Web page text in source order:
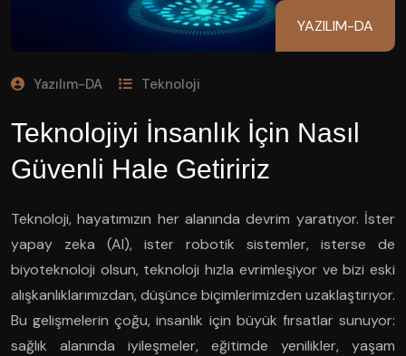
YAZILIM-DA
Yazılım-DA Teknoloji
Teknolojiyi İnsanlık İçin Nasıl
Güvenli Hale Getiririz
Teknoloji, hayatımızın her alanında devrim yaratıyor. İster
yapay zeka (AI), ister robotik sistemler, isterse de
biyoteknoloji olsun, teknoloji hızla evrimleşiyor ve bizi eski
alışkanlıklarımızdan, düşünce biçimlerimizden uzaklaştırıyor.
Bu gelişmelerin çoğu, insanlık için büyük fırsatlar sunuyor:
sağlık alanında iyileşmeler, eğitimde yenilikler, yaşam